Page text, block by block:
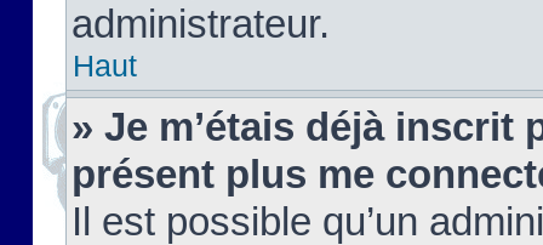
administrateur.
Haut
» Je m’étais déjà inscrit
présent plus me
Il est possible qu’un